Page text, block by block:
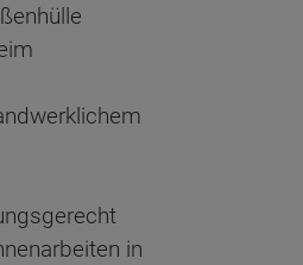
in